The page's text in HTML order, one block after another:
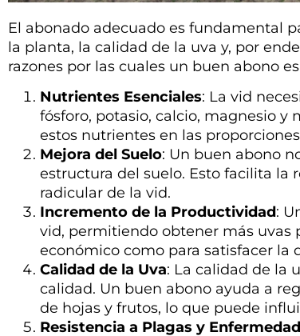
El abonado adecuado es fundamental
la planta, la calidad de la uva y, por
razones por las cuales un buen abono
Nutrientes Esenciales: La vid
fósforo, potasio, calcio, magnesio
estos nutrientes en las
Mejora del Suelo: Un buen abono
estructura del suelo. Esto facilita la
radicular de la vid.
Incremento de la Productividad:
vid, permitiendo obtener más uvas
económico como para satisfacer la
Calidad de la Uva: La calidad de la
calidad. Un buen abono ayuda a
de hojas y frutos, lo que puede
Resistencia a Plagas y